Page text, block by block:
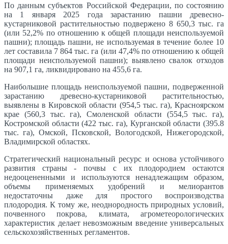
По данным субъектов Российской Федерации, по состоянию
на 1 января 2025 года зарастанию пашни древесно-
кустарниковой растительностью подвержено 8 650,3 тыс. га
(или 52,2% по отношению к общей площади неиспользуемой
пашни); площадь пашни, не используемая в течение более 10
лет составила 7 864 тыс. га (или 47,4% по отношению к общей
площади неиспользуемой пашни); выявлено свалок отходов
на 907,1 га, ликвидировано на 455,6 га.
Наибольшие площадь неиспользуемой пашни, подверженной
зарастанию древесно-кустарниковой растительностью,
выявлены в Кировской области (954,5 тыс. га), Красноярском
крае (560,3 тыс. га), Смоленской области (554,5 тыс. га),
Костромской области (422 тыс. га), Курганской области (395.8
тыс. га), Омской, Псковской, Вологодской, Нижегородской,
Владимирской областях.
Стратегический национальный ресурс и основа устойчивого
развития страны - почвы с их плодородием остаются
недооцененными и используются ненадлежащим образом,
объемы применяемых удобрений и мелиорантов
недостаточны даже для простого воспроизводства
плодородия. К тому же, неоднородность природных условий,
почвенного покрова, климата, агрометеорологических
характеристик делает невозможным введение универсальных
сельскохозяйственных регламентов.